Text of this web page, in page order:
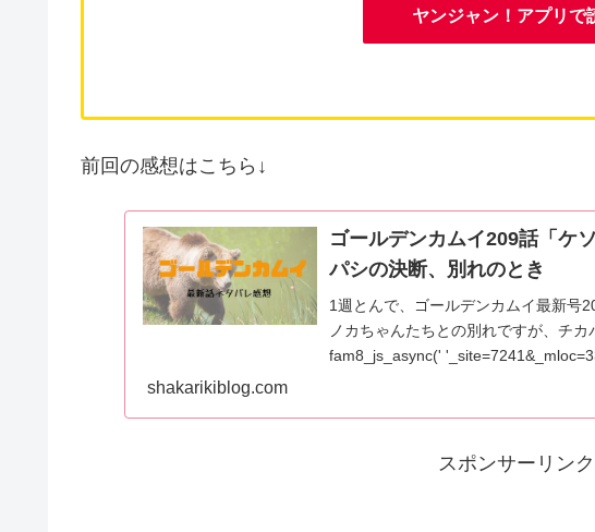
ヤンジャン！アプリで
前回の感想はこちら↓
ゴールデンカムイ209話「ケ
パシの決断、別れのとき
1週とんで、ゴールデンカムイ最新号
ノカちゃんたちとの別れですが、チ
fam8_js_async('
shakarikiblog.com
スポンサーリンク